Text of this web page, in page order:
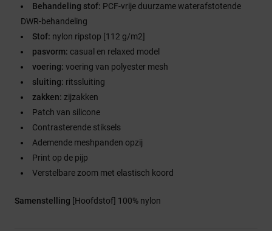
Behandeling stof: PCF-vrije duurzame waterafstotende
DWR-behandeling
Stof: nylon ripstop [112 g/m2]
pasvorm: casual en relaxed model
voering: voering van polyester mesh
sluiting: ritssluiting
zakken: zijzakken
Patch van silicone
Contrasterende stiksels
Ademende meshpanden opzij
Print op de pijp
Verstelbare zoom met elastisch koord
Samenstelling [Hoofdstof] 100% nylon